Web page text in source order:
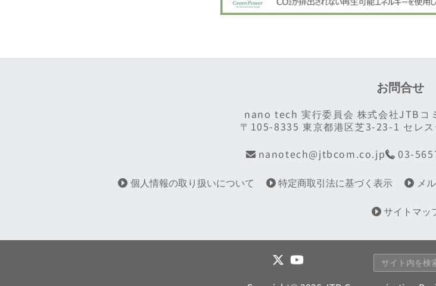
お問合せ
nano tech 実行委員会 株式会社JTBコ
〒105-8335 東京都港区芝3-23-1 セレ
nanotech@jtbcom.co.jp
03-
個人情報の取り扱いについて
特定商取引法に基づく表示
メ
サイトマッ